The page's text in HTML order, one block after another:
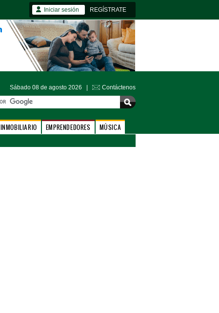
Iniciar sesión REGÍSTRATE
Sábado 08 de agosto 2026 | Contáctenos
INMOBILIARIO EMPRENDEDORES MÚSICA